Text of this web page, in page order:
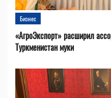
Бизнес
«АгроЭкспорт» расширил
Туркменистан муки